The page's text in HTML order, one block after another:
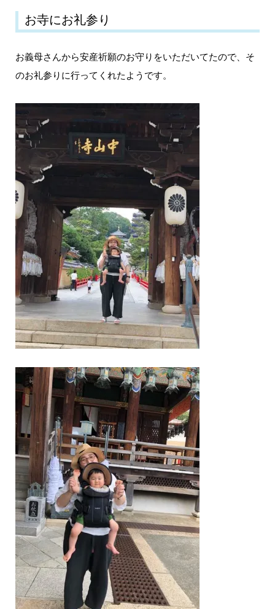
お寺にお礼参り
お義母さんから安産祈願のお守りをいただいてたので、そ
のお礼参りに行ってくれたようです。